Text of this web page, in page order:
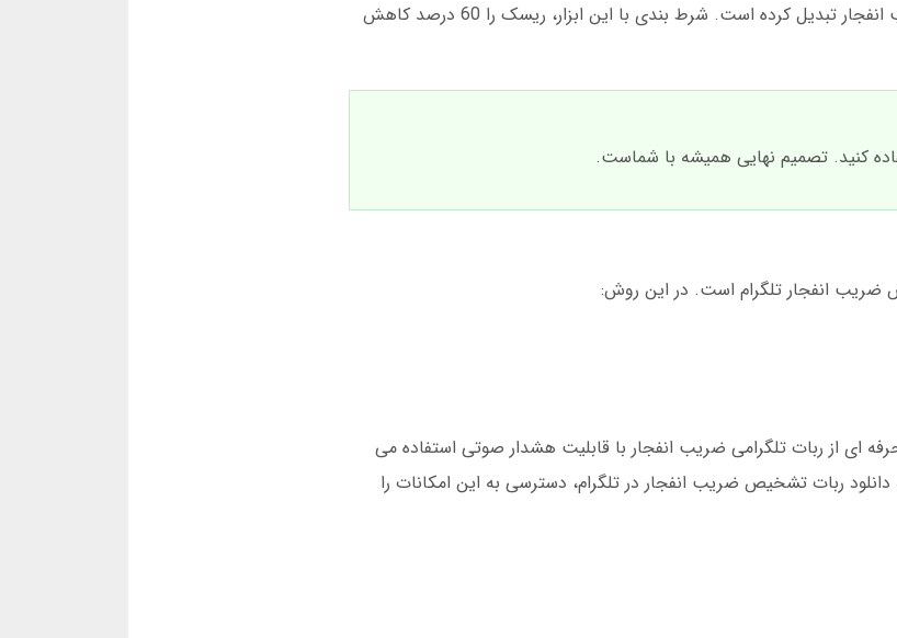
انفجار تلگرام را به بهترین ربات تلگرامی برای پیش بینی ضریب انفجار تبدیل کرده است. شرط بندی با این ابزار، ریسک را 60 درصد کاهش
کنید. تصمیم نهایی همیشه با شماست.
ضریب انفجار تلگرام است. در این روش:
ای از ربات تلگرامی ضریب انفجار با قابلیت هشدار صوتی استفاده می
ربات تشخیص ضریب انفجار در تلگرام، دسترسی به این امکانات را